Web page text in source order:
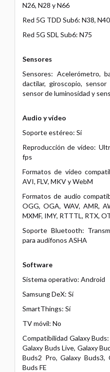
N26, N28 y N66
Red 5G TDD Sub6: N38,
Red 5G SDL Sub6: N75
Sensores
Sensores: Acelerómetro,
dactilar, giroscopio,
sensor de luminosidad y
Audio y vídeo
Soporte estéreo: Sí
Reproducción de vídeo:
fps
Formatos de vídeo
AVI, FLV, MKV y WebM
Formatos de audio
OGG, OGA, WAV, AMR,
MXMF, IMY, RTTTL, RTX,
Soporte Bluetooth:
para audífonos ASHA
Software
Sistema operativo: Android
Samsung DeX: Sí
SmartThings: Sí
TV móvil: No
Compatibilidad Galaxy
Galaxy Buds Live, Galaxy
Buds2 Pro, Galaxy Buds3,
Buds FE